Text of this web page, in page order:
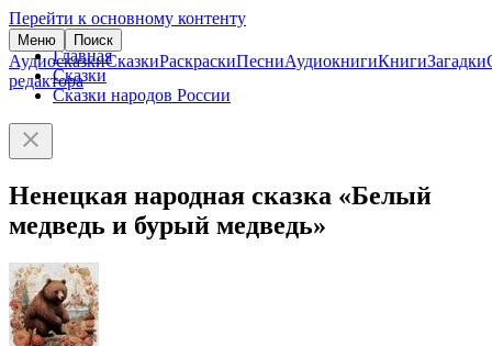
Перейти к основному контенту
Меню Поиск
АудиосказкиСказкиРаскраскиПесниАудиокнигиКнигиЗагадки
редактора
Главная
Сказки
Сказки народов России
Ненецкая народная сказка «Белый
медведь и бурый медведь»